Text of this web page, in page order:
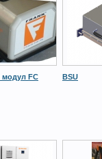
модул FC
BSU